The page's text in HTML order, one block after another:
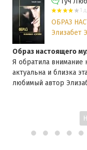
1
ОБРАЗ
Элизабет
Образ настоящего
Я обратила внимание
актуальна и близка
любимый автор